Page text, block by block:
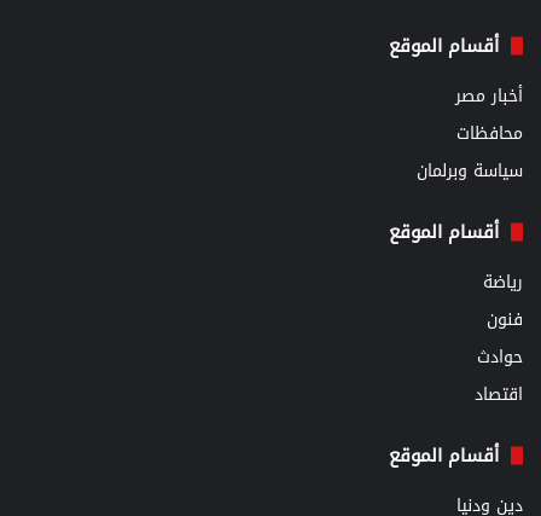
أقسام الموقع
أخبار مصر
محافظات
سياسة وبرلمان
أقسام الموقع
رياضة
فنون
حوادث
اقتصاد
أقسام الموقع
دين ودنيا